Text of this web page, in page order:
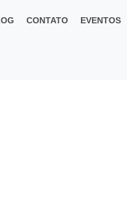
CONTATO EVENTOS